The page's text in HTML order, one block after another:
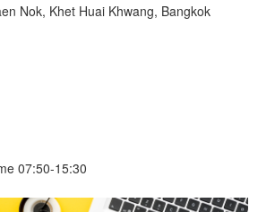
Nok, Khet Huai Khwang, Bangkok
07:50-15:30